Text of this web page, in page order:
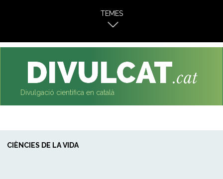
TEMES
Divulgació científica en català
CIÈNCIES DE LA VIDA